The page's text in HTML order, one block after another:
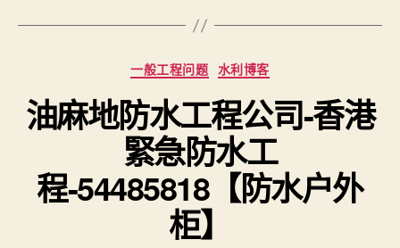
Categories
一般工程问题 水利博客
油麻地防水工程公司-香港
緊急防水工
程-54485818【防水户外
柜】